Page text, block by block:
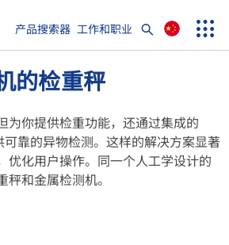
show this message again
产品搜索器 工作和职业
菜
单
的检重秤
为你提供检重功能，还通过集成的
靠的异物检测。这样的解决方案显著
优化用户操作。同一个人工学设计的
和金属检测机。